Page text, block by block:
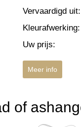
Vervaardigd uit:
Kleurafwerking:
Uw prijs:
Meer info
of